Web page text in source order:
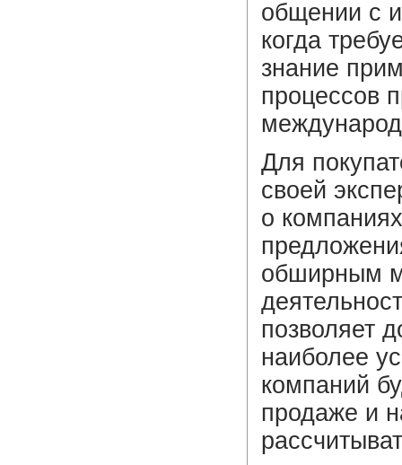
общении с
когда
знание
процессов
Для
своей
о
обширным
позволяет
наиболее
компаний
продаже и